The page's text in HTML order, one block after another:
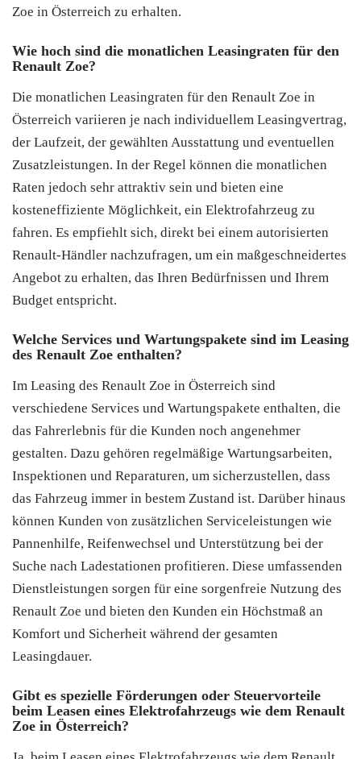
Zoe in Österreich zu erhalten.
Wie hoch sind die monatlichen Leasingraten für den
Renault Zoe?
Die monatlichen Leasingraten für den Renault Zoe in
Österreich variieren je nach individuellem Leasingvertrag,
der Laufzeit, der gewählten Ausstattung und eventuellen
Zusatzleistungen. In der Regel können die monatlichen
Raten jedoch sehr attraktiv sein und bieten eine
kosteneffiziente Möglichkeit, ein Elektrofahrzeug zu
fahren. Es empfiehlt sich, direkt bei einem autorisierten
Renault-Händler nachzufragen, um ein maßgeschneidertes
Angebot zu erhalten, das Ihren Bedürfnissen und Ihrem
Budget entspricht.
Welche Services und Wartungspakete sind im Leasing
des Renault Zoe enthalten?
Im Leasing des Renault Zoe in Österreich sind
verschiedene Services und Wartungspakete enthalten, die
das Fahrerlebnis für die Kunden noch angenehmer
gestalten. Dazu gehören regelmäßige Wartungsarbeiten,
Inspektionen und Reparaturen, um sicherzustellen, dass
das Fahrzeug immer in bestem Zustand ist. Darüber hinaus
können Kunden von zusätzlichen Serviceleistungen wie
Pannenhilfe, Reifenwechsel und Unterstützung bei der
Suche nach Ladestationen profitieren. Diese umfassenden
Dienstleistungen sorgen für eine sorgenfreie Nutzung des
Renault Zoe und bieten den Kunden ein Höchstmaß an
Komfort und Sicherheit während der gesamten
Leasingdauer.
Gibt es spezielle Förderungen oder Steuervorteile
beim Leasen eines Elektrofahrzeugs wie dem Renault
Zoe in Österreich?